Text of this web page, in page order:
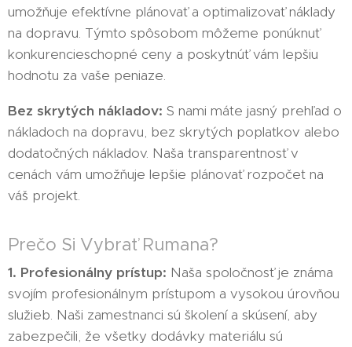
umožňuje efektívne plánovať a optimalizovať náklady
na dopravu. Týmto spôsobom môžeme ponúknuť
konkurencieschopné ceny a poskytnúť vám lepšiu
hodnotu za vaše peniaze.
Bez skrytých nákladov: S nami máte jasný prehľad o
nákladoch na dopravu, bez skrytých poplatkov alebo
dodatočných nákladov. Naša transparentnosť v
cenách vám umožňuje lepšie plánovať rozpočet na
váš projekt.
Prečo Si Vybrať Rumana?
1. Profesionálny prístup: Naša spoločnosť je známa
svojím profesionálnym prístupom a vysokou úrovňou
služieb. Naši zamestnanci sú školení a skúsení, aby
zabezpečili, že všetky dodávky materiálu sú